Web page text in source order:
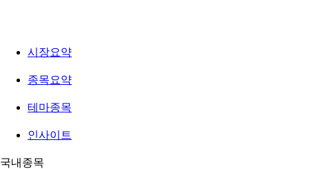
시장요약
종목요약
테마종목
인사이트
국내종목